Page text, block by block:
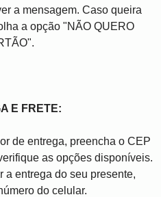
a mensagem. Caso queira
a opção "NÃO QUERO
E FRETE:
de entrega, preencha o CEP
as opções disponíveis.
a entrega do seu presente,
do celular.